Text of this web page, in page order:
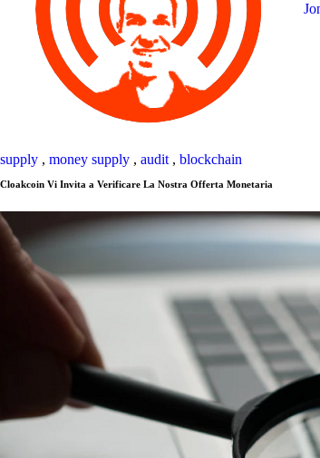
supply , money supply , audit , blockchain
Cloakcoin Vi Invita a Verificare La Nostra Offerta Monetaria